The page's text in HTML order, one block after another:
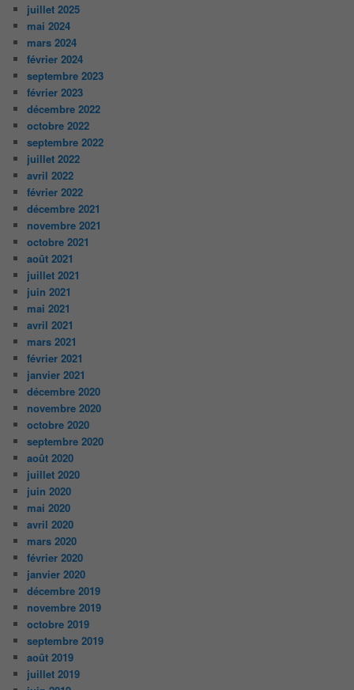
juillet 2025
mai 2024
mars 2024
février 2024
septembre 2023
février 2023
décembre 2022
octobre 2022
septembre 2022
juillet 2022
avril 2022
février 2022
décembre 2021
novembre 2021
octobre 2021
août 2021
juillet 2021
juin 2021
mai 2021
avril 2021
mars 2021
février 2021
janvier 2021
décembre 2020
novembre 2020
octobre 2020
septembre 2020
août 2020
juillet 2020
juin 2020
mai 2020
avril 2020
mars 2020
février 2020
janvier 2020
décembre 2019
novembre 2019
octobre 2019
septembre 2019
août 2019
juillet 2019